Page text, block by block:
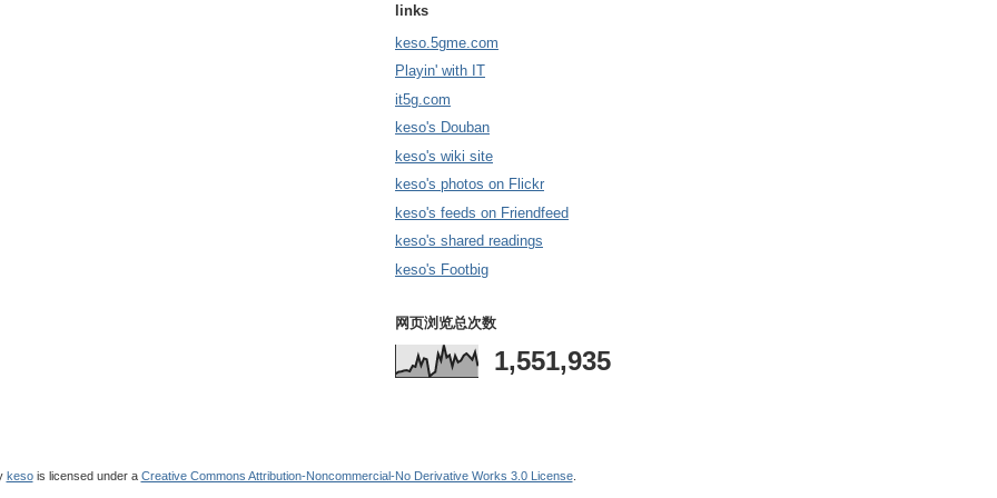
links
keso.5gme.com
Playin' with IT
it5g.com
keso's Douban
keso's wiki site
keso's photos on Flickr
keso's feeds on Friendfeed
keso's shared readings
keso's Footbig
网页浏览总次数
1,551,935
kesois licensed under a Creative Commons Attribution-Noncommercial-No Derivative Works 3.0 License.